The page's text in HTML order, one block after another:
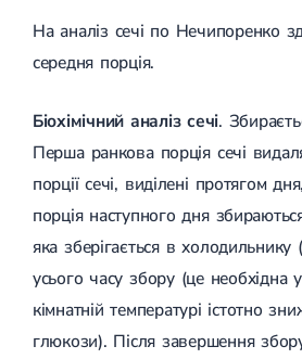
На аналіз сечі по Нечипоренко
середня порція.
Біохімічний аналіз сечі.
Перша ранкова порція сечі
порції сечі, виділені протягом
порція наступного дня
яка зберігається в
усього часу збору (це необхідна
кімнатній температурі істотно
глюкози). Після завершення